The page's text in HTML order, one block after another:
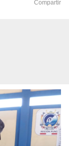
Compartir